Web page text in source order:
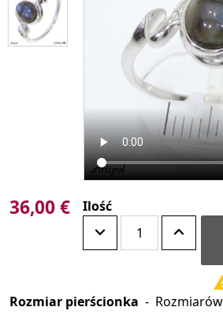
36,00 € Ilość
Rozmiar pierścionka -